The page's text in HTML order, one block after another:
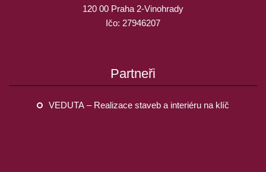
120 00 Praha 2-Vinohrady
Ičo: 27946207
Partneři
VEDUTA – Realizace staveb a interiéru na klíč